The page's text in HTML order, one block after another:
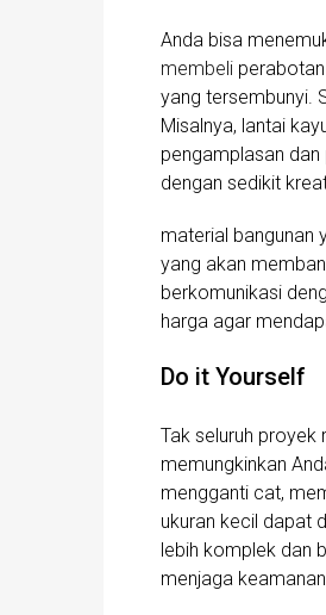
Anda bisa
membeli
yang tersembunyi.
Misalnya, lantai
pengamplasan
dengan sedikit
material bangunan
yang akan
berkomunikasi
harga agar
Do it Yourself
Tak seluruh proyek
memungkinkan
mengganti cat,
ukuran kecil dapat
lebih komplek dan
menjaga keamanan